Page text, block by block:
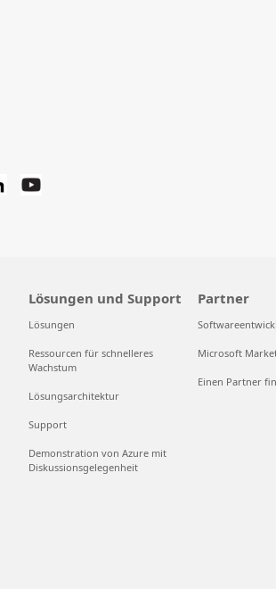
Lösungen und Support
Lösungen
Ressourcen für schnelleres
Wachstum
Lösungsarchitektur
Support
Demonstration von Azure mit
Diskussionsgelegenheit
Partner
Microsoft
Einen Partner